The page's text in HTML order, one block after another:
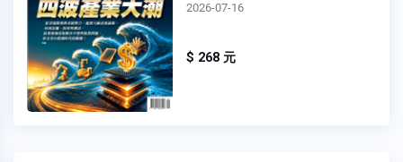
2026-07-16
$ 268 元